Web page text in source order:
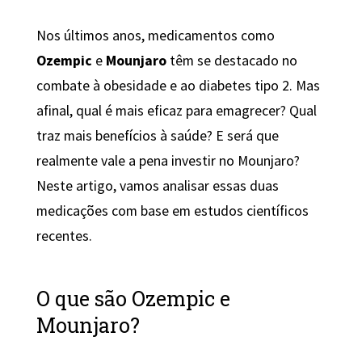
Nos últimos anos, medicamentos como
Ozempic e Mounjarotêm se destacado no
combate à obesidade e ao diabetes tipo 2. Mas
afinal, qual é mais eficaz para emagrecer? Qual
traz mais benefícios à saúde? E será que
realmente vale a pena investir no Mounjaro?
Neste artigo, vamos analisar essas duas
medicações com base em estudos científicos
recentes.
O que são Ozempic e
Mounjaro?